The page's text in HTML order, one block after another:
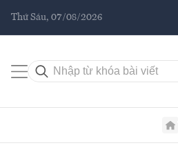
Thứ Sáu, 07/08/2026